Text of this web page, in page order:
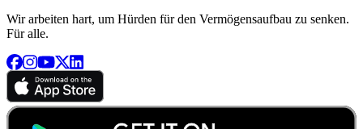
Wir arbeiten hart, um Hürden für den Vermögensaufbau zu senken.
Für alle.